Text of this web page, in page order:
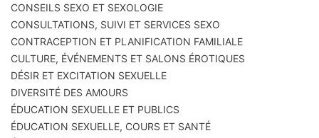
CONSEILS SEXO ET SEXOLOGIE
CONSULTATIONS, SUIVI ET SERVICES SEXO
CONTRACEPTION ET PLANIFICATION FAMILIALE
CULTURE, ÉVÉNEMENTS ET SALONS ÉROTIQUES
DÉSIR ET EXCITATION SEXUELLE
DIVERSITÉ DES AMOURS
ÉDUCATION SEXUELLE ET PUBLICS
ÉDUCATION SEXUELLE, COURS ET SANTÉ